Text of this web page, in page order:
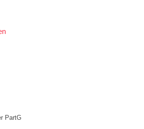
PartG